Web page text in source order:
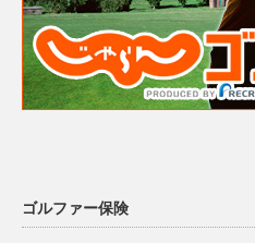
ゴルファー保険